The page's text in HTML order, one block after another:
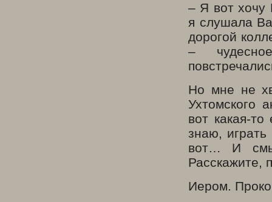
– Я вот хочу
я слушала
дорогой
–
Но мне не
Ухтомского
вот какая-
знаю,
вот… И
Расскажите,
Иером.